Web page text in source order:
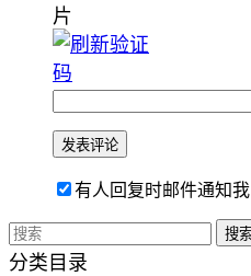
有人回复时邮件通知我
分类目录